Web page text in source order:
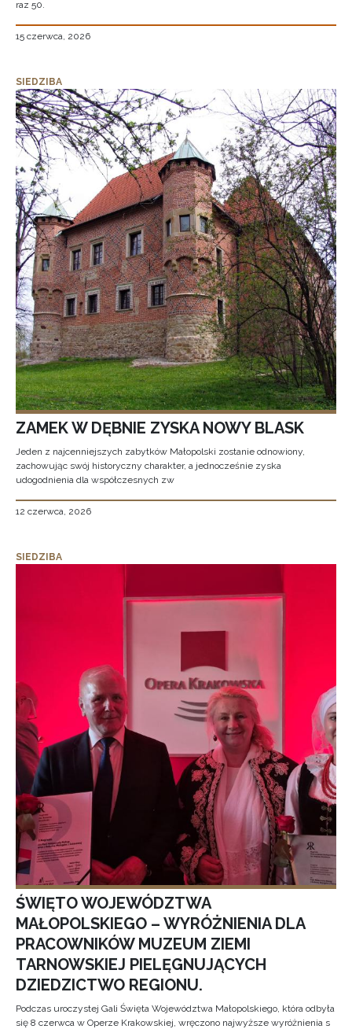
raz 50.
15 czerwca, 2026
SIEDZIBA
ZAMEK W DĘBNIE ZYSKA NOWY BLASK
Jeden z najcenniejszych zabytków Małopolski zostanie odnowiony,
zachowując swój historyczny charakter, a jednocześnie zyska
udogodnienia dla współczesnych zw
12 czerwca, 2026
SIEDZIBA
ŚWIĘTO WOJEWÓDZTWA
MAŁOPOLSKIEGO – WYRÓŻNIENIA DLA
PRACOWNIKÓW MUZEUM ZIEMI
TARNOWSKIEJ PIELĘGNUJĄCYCH
DZIEDZICTWO REGIONU.
Podczas uroczystej Gali Święta Województwa Małopolskiego, która odbyła
się 8 czerwca w Operze Krakowskiej, wręczono najwyższe wyróżnienia s